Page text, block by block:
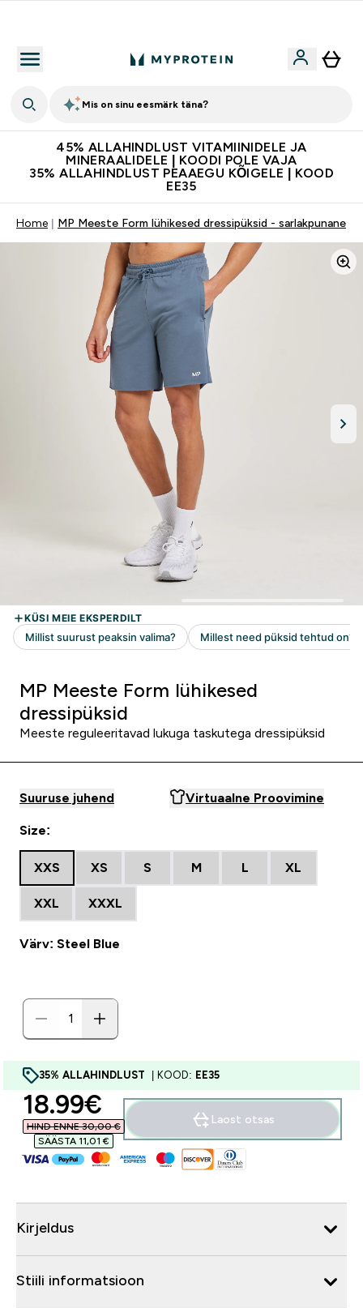
Mis on sinu eesmärk täna?
45% ALLAHINDLUST VITAMIINIDELE JA
MINERAALIDELE | KOODI POLE VAJA
35% ALLAHINDLUST PEAAEGU KÕIGELE | KOOD
EE35
Home MP Meeste Form lühikesed dressipüksid - sarlakpunane
MP Meeste Form lühikesed
dressipüksid
Meeste reguleeritavad lukuga taskutega dressipüksid
Suuruse juhend Virtuaalne Proovimine
Size:
XXS XS S M L XL
XXL XXXL
Värv: Steel Blue
35% ALLAHINDLUST | KOOD: EE35
discounted price
18.99€‎
HIND ENNE 30,00 €‎
SÄÄSTA 11,01 €‎
Laost otsas
Kirjeldus
Stiili informatsioon